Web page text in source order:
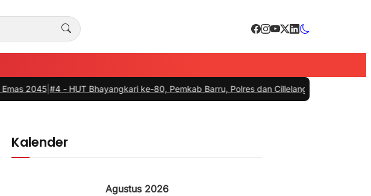
|#4 -HUT Bhayangkari ke-80, Pemkab Barru, Polres dan Cillelang Fishing Lepas Tukik di
Kalender
Agustus 2026